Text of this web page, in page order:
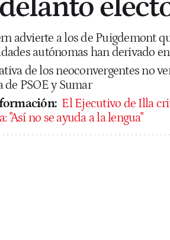
advierte a los de Puigdemont
autónomas han derivado
de los neoconvergentes no
de PSOE y Sumar
El Ejecutivo de Illa
"Así no se ayuda a la lengua"